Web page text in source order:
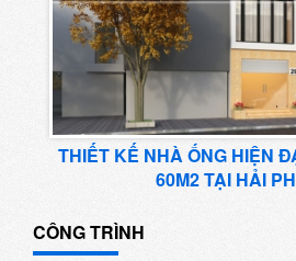
THIẾT KẾ NHÀ ỐNG HIỆN
60M2 TẠI HẢI
CÔNG TRÌNH